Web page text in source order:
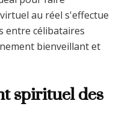
au réel s'effectue
entre célibataires
bienveillant et
spirituel des